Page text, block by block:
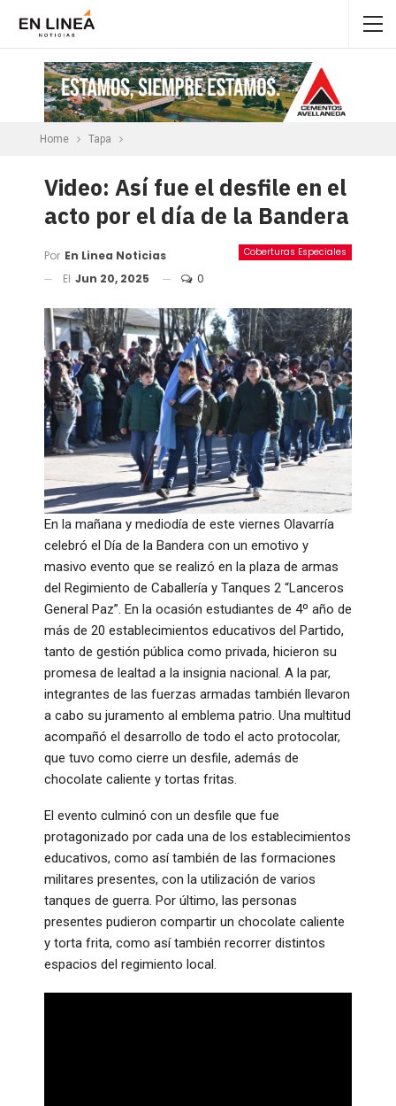
Home Tapa
Video: Así fue el desfile en el
acto por el día de la Bandera
Coberturas Especiales
Por En Linea Noticias
El Jun 20, 2025 0
En la mañana y mediodía de este viernes Olavarría
celebró el Día de la Bandera con un emotivo y
masivo evento que se realizó en la plaza de armas
del Regimiento de Caballería y Tanques 2 “Lanceros
General Paz”. En la ocasión estudiantes de 4º año de
más de 20 establecimientos educativos del Partido,
tanto de gestión pública como privada, hicieron su
promesa de lealtad a la insignia nacional. A la par,
integrantes de las fuerzas armadas también llevaron
a cabo su juramento al emblema patrio. Una multitud
acompañó el desarrollo de todo el acto protocolar,
que tuvo como cierre un desfile, además de
chocolate caliente y tortas fritas.
El evento culminó con un desfile que fue
protagonizado por cada una de los establecimientos
educativos, como así también de las formaciones
militares presentes, con la utilización de varios
tanques de guerra. Por último, las personas
presentes pudieron compartir un chocolate caliente
y torta frita, como así también recorrer distintos
espacios del regimiento local.